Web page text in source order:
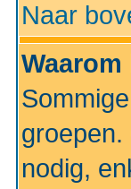
Naar
groepen.
nodig,